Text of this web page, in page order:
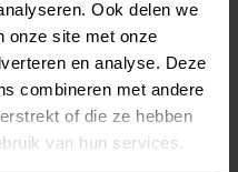
Ook delen we
onze site met onze
en analyse. Deze
combineren met andere
of die ze hebben
van hun services.
afvoeren
we met het
Het materiaal